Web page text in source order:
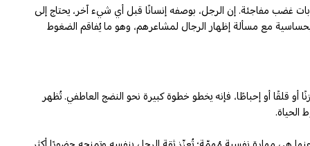
غضب مفاجئة. إن الرجل، بوصفه إنسانًا قبل أي شيء آخر، يحتاج إلى
بحساسية مع مسألة إظهار الرجال لمشاعرهم، وهو ما يُفاقم الضغوط
أو إحباطًا، فإنه يخطو خطوة كبيرة نحو النضج العاطفي. تُظهر
الحياة.